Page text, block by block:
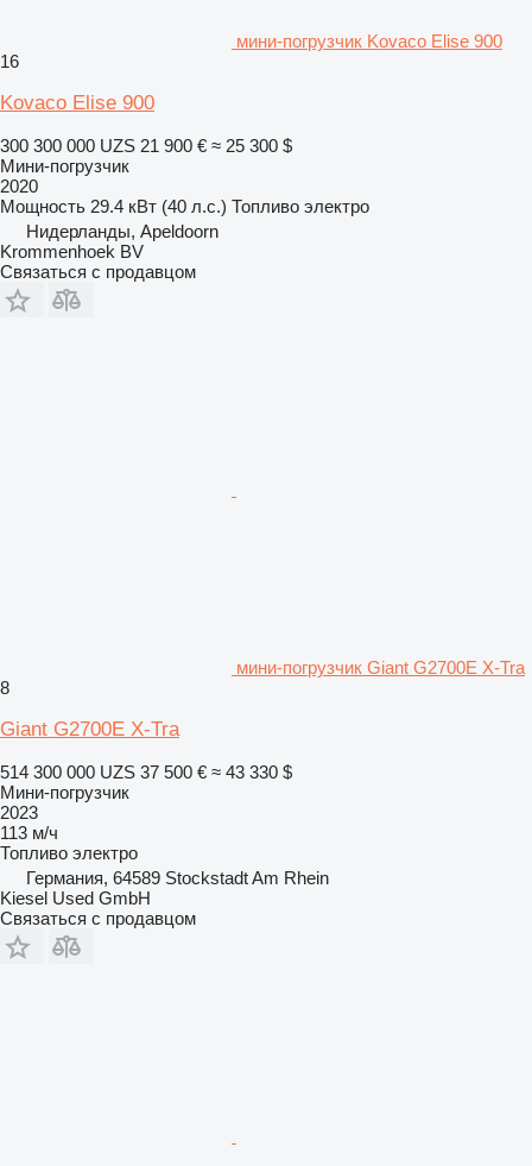
мини-погрузчик Kovaco Elise 900
16
Kovaco Elise 900
300 300 000 UZS 21 900 € ≈ 25 300 $
Мини-погрузчик
2020
Мощность 29.4 кВт (40 л.с.) Топливо электро
Нидерланды, Apeldoorn
Krommenhoek BV
Связаться с продавцом
мини-погрузчик Giant G2700E X-Tra
8
Giant G2700E X-Tra
514 300 000 UZS 37 500 € ≈ 43 330 $
Мини-погрузчик
2023
113 м/ч
Топливо электро
Германия, 64589 Stockstadt Am Rhein
Kiesel Used GmbH
Связаться с продавцом